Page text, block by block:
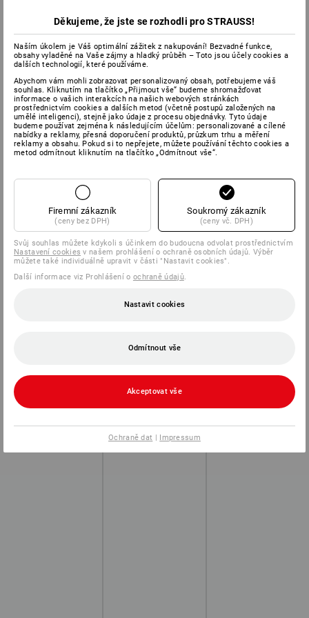
Děkujeme, že jste se rozhodli pro STRAUSS!
Naším úkolem je Váš optimální zážitek z nakupování! Bezvadné funkce,
obsahy vyladěné na Vaše zájmy a hladký průběh – Toto jsou účely cookies a
dalších technologií, které používáme.
Abychom vám mohli zobrazovat personalizovaný obsah, potřebujeme váš
souhlas. Kliknutím na tlačítko „Přijmout vše“ budeme shromažďovat
informace o vašich interakcích na našich webových stránkách
prostřednictvím cookies a dalších metod (včetně postupů založených na
umělé inteligenci), stejně jako údaje z procesu objednávky. Tyto údaje
budeme používat zejména k následujícím účelům: personalizované a cílené
nabídky a reklamy, přesná doporučení produktů, průzkum trhu a měření
reklamy a obsahu. Pokud si to nepřejete, můžete používání těchto cookies a
metod odmítnout kliknutím na tlačítko „Odmítnout vše“.
Firemní zákazník
(ceny bez DPH)
Soukromý zákazník
(ceny vč. DPH)
Svůj souhlas můžete kdykoli s účinkem do budoucna odvolat prostřednictvím
Nastavení cookies v našem prohlášení o ochraně osobních údajů. Výběr
můžete také individuálně upravit v části "Nastavit cookies".
Další informace viz Prohlášení o ochraně údajů.
Nastavit cookies
Odmítnout vše
Akceptovat vše
Ochraně dat | Impressum